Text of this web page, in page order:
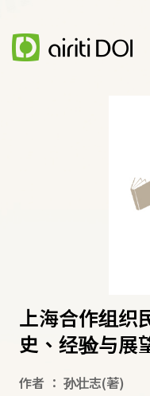
上海合作组织
史、经验与展
作者 ： 孙壮志(著)